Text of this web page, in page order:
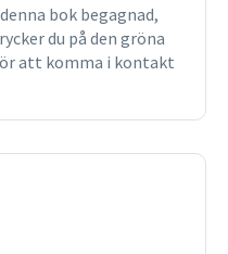
bok begagnad,
du på den gröna
att komma i kontakt